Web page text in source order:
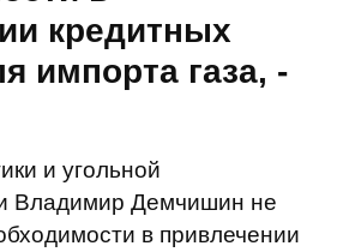
кредитных
импорта газа, -
и угольной
Владимир Демчишин не
в привлечении